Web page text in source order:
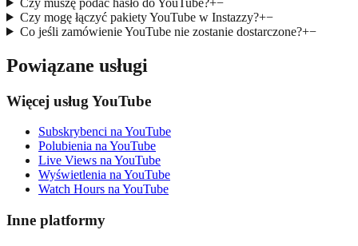
Czy mogę łączyć pakiety YouTube w Instazzy?+−
Co jeśli zamówienie YouTube nie zostanie dostarczone?+−
Powiązane usługi
Więcej usług YouTube
Subskrybenci na YouTube
Polubienia na YouTube
Live Views na YouTube
Wyświetlenia na YouTube
Watch Hours na YouTube
Inne platformy